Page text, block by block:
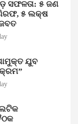
ସଫଳତା: ୫ ଜଣ
ଗିରଫ, ୫ ଲକ୍ଷ
ଯୁବ